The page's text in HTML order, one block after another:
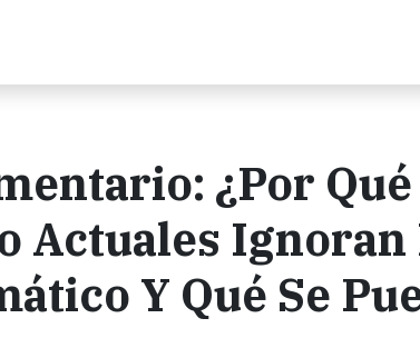
¿Por Qué
Actuales Ignoran
Y Qué Se